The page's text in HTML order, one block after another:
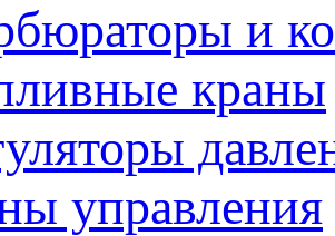
и
краны
управления